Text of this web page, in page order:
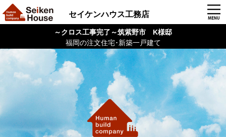
～クロス工事完了～筑紫野市 K様邸
福岡の注文住宅･新築一戸建て
セイケンハウス工務店